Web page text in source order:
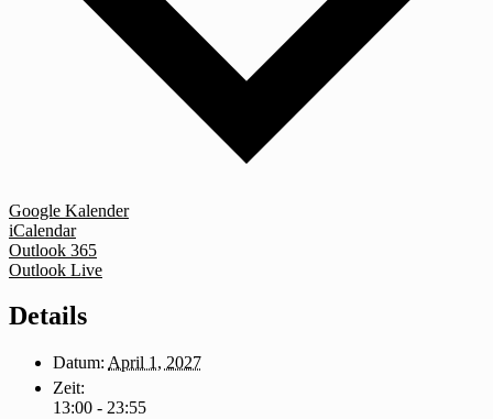
Google Kalender
iCalendar
Outlook 365
Outlook Live
Details
Datum: April 1, 2027
Zeit:
13:00 - 23:55